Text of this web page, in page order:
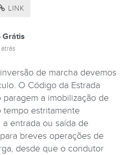
LINK
Grátis
de marcha devemos
O Código da Estrada
paragem a imobilização de
estritamente
a entrada ou saída de
breves operações de
desde que o condutor